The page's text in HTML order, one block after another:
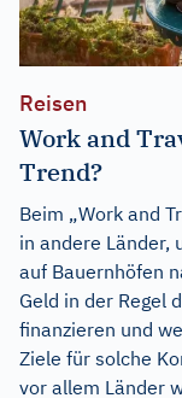
Reisen
Work and
Trend?
Beim „Work and
in andere Länder,
auf Bauernhöfen
Geld in der Regel
finanzieren und
Ziele für solche
vor allem Länder